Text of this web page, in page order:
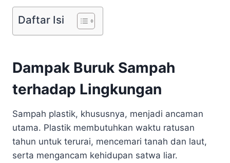
Daftar Isi
Dampak Buruk Sampah
terhadap Lingkungan
Sampah plastik, khususnya, menjadi ancaman
utama. Plastik membutuhkan waktu ratusan
tahun untuk terurai, mencemari tanah dan laut,
serta mengancam kehidupan satwa liar.